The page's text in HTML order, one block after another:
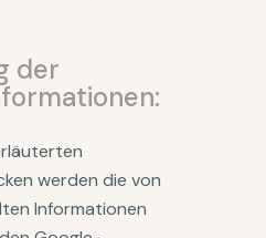
der
werden die von
Informationen